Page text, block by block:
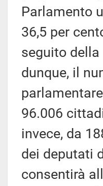
Parlamento
36,5 per
seguito
dunque, il
96.006
invece, da
dei deputati
consentirà